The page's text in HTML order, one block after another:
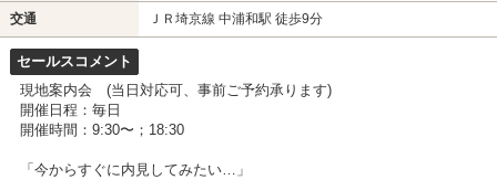
交通 ＪＲ埼京線 中浦和駅 徒歩9分
セールスコメント
現地案内会 (当日対応可、事前ご予約承ります)
開催日程：毎日
開催時間：9:30〜；18:30
「今からすぐに内見してみたい…」